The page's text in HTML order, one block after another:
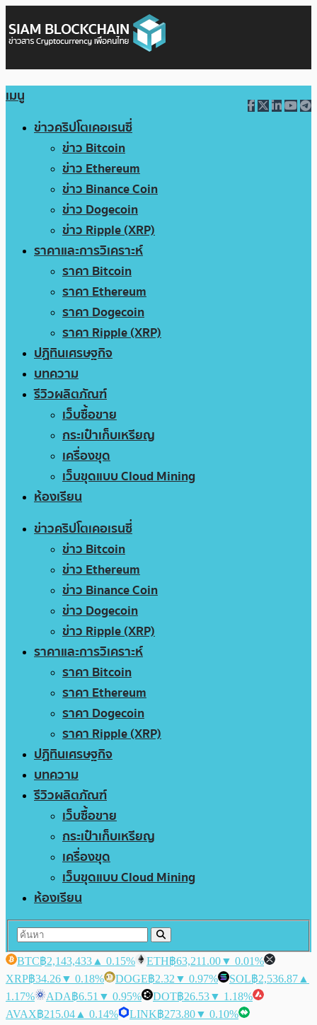
เมนู
ข่าวคริปโตเคอเรนซี่
ข่าว Bitcoin
ข่าว Ethereum
ข่าว Binance Coin
ข่าว Dogecoin
ข่าว Ripple (XRP)
ราคาและการวิเคราะห์
ราคา Bitcoin
ราคา Ethereum
ราคา Dogecoin
ราคา Ripple (XRP)
ปฏิทินเศรษฐกิจ
บทความ
รีวิวผลิตภัณฑ์
เว็บซื้อขาย
กระเป๋าเก็บเหรียญ
เครื่องขุด
เว็บขุดแบบ Cloud Mining
ห้องเรียน
ข่าวคริปโตเคอเรนซี่
ข่าว Bitcoin
ข่าว Ethereum
ข่าว Binance Coin
ข่าว Dogecoin
ข่าว Ripple (XRP)
ราคาและการวิเคราะห์
ราคา Bitcoin
ราคา Ethereum
ราคา Dogecoin
ราคา Ripple (XRP)
ปฏิทินเศรษฐกิจ
บทความ
รีวิวผลิตภัณฑ์
เว็บซื้อขาย
กระเป๋าเก็บเหรียญ
เครื่องขุด
เว็บขุดแบบ Cloud Mining
ห้องเรียน
BTC฿2,143,433 ▲ 0.15% ETH฿63,211.00▼ 0.01%
XRP฿34.26▼ 0.18% DOGE฿2.32 ▼ 0.97% SOL฿2,536.87 ▲
1.17%
ADA฿6.51 ▼ 0.95% DOT฿26.53▼ 1.18%
AVAX฿215.04 ▲ 0.14% LINK฿273.80▼ 0.10%